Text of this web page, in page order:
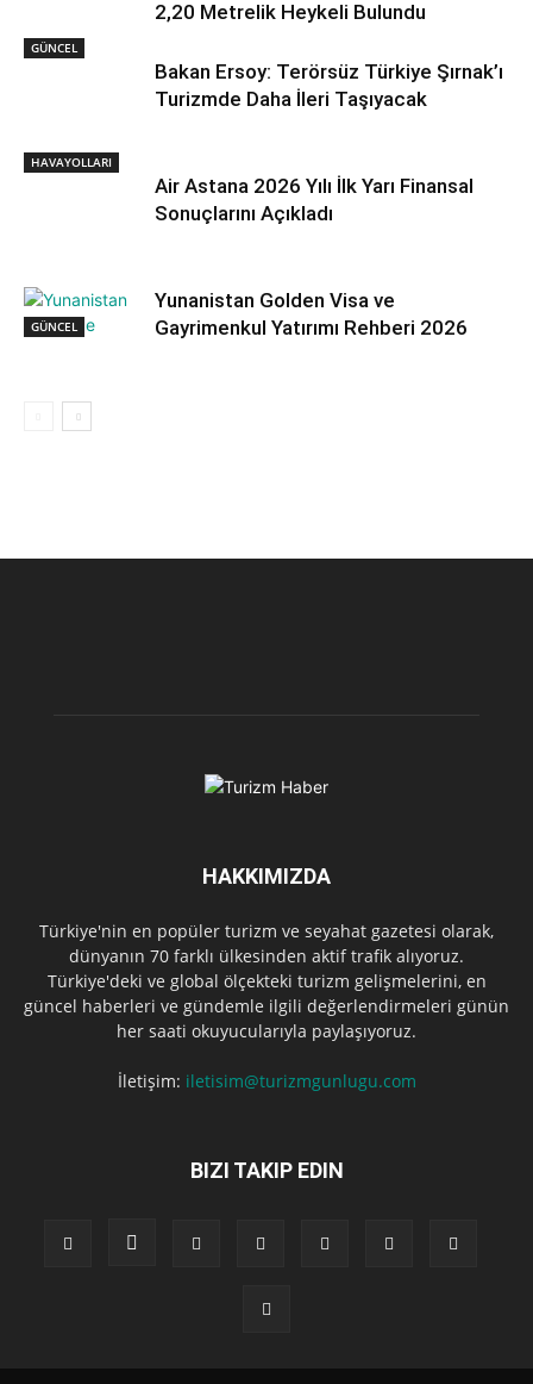
2,20 Metrelik Heykeli Bulundu
GÜNCEL
Bakan Ersoy: Terörsüz Türkiye Şırnak’ı
Turizmde Daha İleri Taşıyacak
HAVAYOLLARI
Air Astana 2026 Yılı İlk Yarı Finansal
Sonuçlarını Açıkladı
GÜNCEL
Yunanistan Golden Visa ve
Gayrimenkul Yatırımı Rehberi 2026
HAKKIMIZDA
Türkiye'nin en popüler turizm ve seyahat gazetesi olarak,
dünyanın 70 farklı ülkesinden aktif trafik alıyoruz.
Türkiye'deki ve global ölçekteki turizm gelişmelerini, en
güncel haberleri ve gündemle ilgili değerlendirmeleri günün
her saati okuyucularıyla paylaşıyoruz.
İletişim: iletisim@turizmgunlugu.com
BIZI TAKIP EDIN